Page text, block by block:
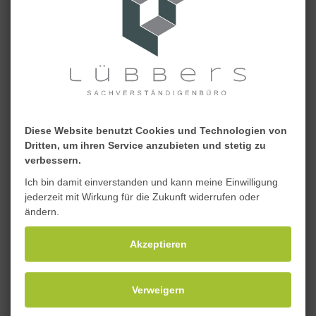
Verwaltungskostenabrechnungen
Jährliche und unterjährliche Erfassung von
Verbrauchswerten (Strom, Wasser, Erdgas)
Prüfung, Abwicklung und Überwachung des
Beratung, Betreuung und Überwachung von
Instandhaltungsmaßnahmen (z. B.
laufenden Wartungen)
Beratung, Betreuung und Überwachung von
Umbau- oder Modernisierungsmaßnahmen
Erfassung, Verwaltung und Digitalisierung
von Belegen
Erstellung eines Wirtschaftsplans
Verwaltung der Instandhaltungsrücklage
Diese Website benutzt Cookies und Technologien von
Dritten, um ihren Service anzubieten und stetig zu
verbessern.
Ich bin damit einverstanden und kann meine Einwilligung
jederzeit mit Wirkung für die Zukunft widerrufen oder
ändern.
Akzeptieren
Verweigern